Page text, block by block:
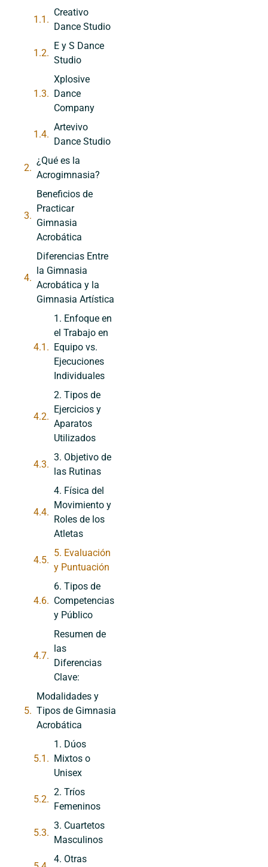
Creativo
Dance Studio
E y S Dance
Studio
Xplosive
Dance
Company
Artevivo
Dance Studio
¿Qué es la
Acrogimnasia?
Beneficios de
Practicar
Gimnasia
Acrobática
Diferencias Entre
la Gimnasia
Acrobática y la
Gimnasia Artística
1. Enfoque en
el Trabajo en
Equipo vs.
Ejecuciones
Individuales
2. Tipos de
Ejercicios y
Aparatos
Utilizados
3. Objetivo de
las Rutinas
4. Física del
Movimiento y
Roles de los
Atletas
5. Evaluación
y Puntuación
6. Tipos de
Competencias
y Público
Resumen de
las
Diferencias
Clave:
Modalidades y
Tipos de Gimnasia
Acrobática
1. Dúos
Mixtos o
Unisex
2. Tríos
Femeninos
3. Cuartetos
Masculinos
4. Otras